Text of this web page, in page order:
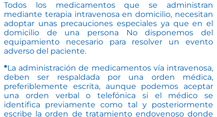
Todos los medicamentos que se administran
mediante terapia intravenosa en domicilio, necesitan
adoptar unas precauciones especiales ya que en el
domicilio de una persona No disponemos del
equipamiento necesario para resolver un evento
adverso del paciente.
*La administración de medicamentos vía intravenosa,
deben ser respaldada por una orden médica,
preferiblemente escrita, aunque podemos aceptar
una orden verbal o telefónica si el médico se
identifica previamente como tal y posteriormente
escribe la orden de tratamiento endovenoso donde